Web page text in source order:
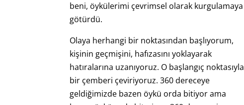
beni, öykülerimi çevrimsel olarak kurgulamaya
götürdü.
Olaya herhangi bir noktasından başlıyorum,
kişinin geçmişini, hafızasını yoklayarak
hatıralarına uzanıyoruz. O başlangıç noktasıyla
bir çemberi çeviriyoruz. 360 dereceye
geldiğimizde bazen öykü orda bitiyor ama